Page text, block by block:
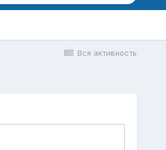
Вся активность